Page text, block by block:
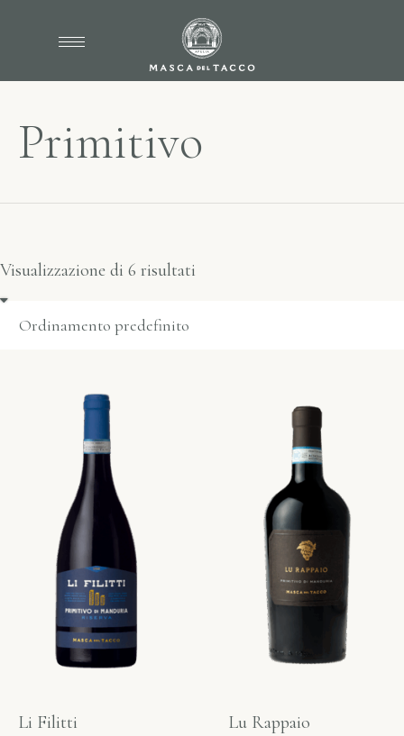
Primitivo
Visualizzazione di 6 risultati
Li Filitti
Lu Rappaio